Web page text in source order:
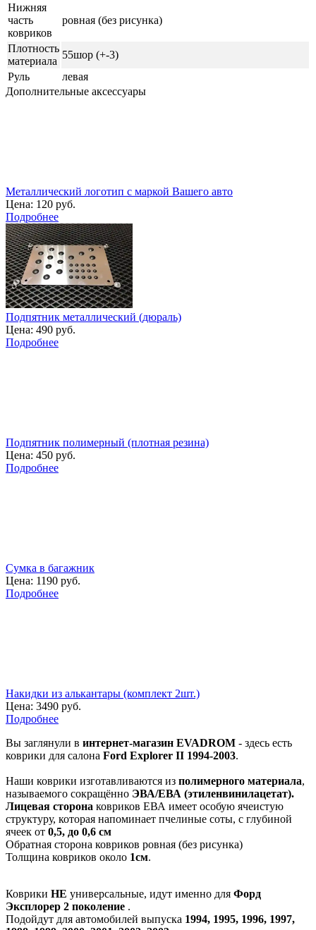
Нижняя
часть
ковриков
ровная (без рисунка)
Плотность
материала
55шор (+-3)
Руль
левая
Дополнительные аксессуары
Металлический логотип с маркой Вашего авто
Цена: 120 руб.
Подробнее
Подпятник металлический (дюраль)
Цена: 490 руб.
Подробнее
Подпятник полимерный (плотная резина)
Цена: 450 руб.
Подробнее
Сумка в багажник
Цена: 1190 руб.
Подробнее
Накидки из алькантары (комплект 2шт.)
Цена: 3490 руб.
Подробнее
Вы заглянули в интернет-магазин EVADROM - здесь есть
коврики для салона Ford Explorer II 1994-2003.
Наши коврики изготавливаются из полимерного материала,
называемого сокращённо ЭВА/ЕВА (этиленвинилацетат).
Лицевая сторона ковриков ЕВА имеет особую ячеистую
структуру, которая напоминает пчелиные соты, с глубиной
ячеек от 0,5, до 0,6 см
Обратная сторона ковриков ровная (без рисунка)
Толщина ковриков около 1см.
Коврики НЕ универсальные, идут именно для Форд
Эксплорер 2 поколение .
Подойдут для автомобилей выпуска 1994, 1995, 1996, 1997,